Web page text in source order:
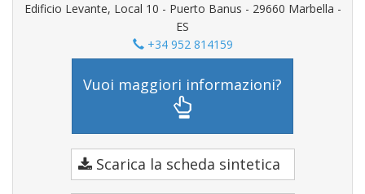
Edificio Levante, Local 10 - Puerto Banus - 29660 Marbella -
ES
+34 952 814159
Vuoi maggiori informazioni?
Scarica la scheda sintetica